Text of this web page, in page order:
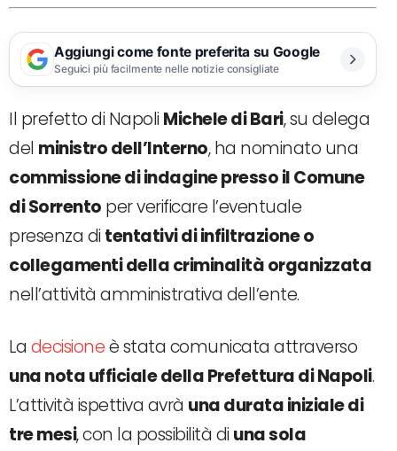
Aggiungi come fonte preferita su Google
Seguici più facilmente nelle notizie consigliate
Il prefetto di Napoli Michele di Bari, su delega
del ministro dell’Interno, ha nominato una
commissione di indagine presso il Comune
di Sorrento per verificare l’eventuale
presenza di tentativi di infiltrazione o
collegamenti della criminalità organizzata
nell’attività amministrativa dell’ente.
La decisioneè stata comunicata attraverso
una nota ufficiale della Prefettura di Napoli.
L’attività ispettiva avrà una durata iniziale di
tre mesi, con la possibilità di una sola